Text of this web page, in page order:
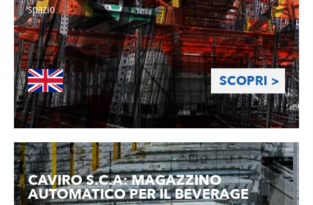
spazio.
SCOPRI >
CAVIRO S.C.A: MAGAZZINO
AUTOMATICO PER IL BEVERAGE